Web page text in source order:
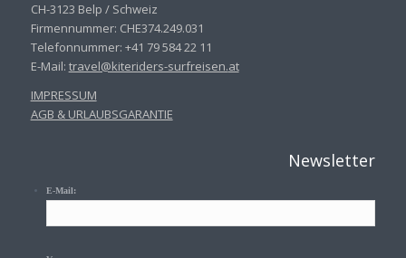
CH-3123 Belp / Schweiz
Firmennummer: CHE374.249.031
Telefonnummer: +41 79 584 22 11
E-Mail: travel@kiteriders-surfreisen.at
IMPRESSUM
AGB & URLAUBSGARANTIE
Newsletter
E-Mail: